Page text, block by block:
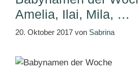
Amelia, Ilai, Mila, …
20. Oktober 2017 von Sabrina